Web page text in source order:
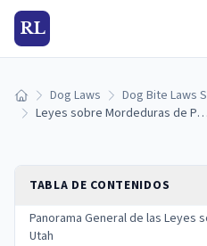
RL
Inicio Dog Laws
Dog Bite Laws
Leyes sobre Mordeduras de Perro en Utah: Responsabilidad y Derechos de las Víctimas
TABLA DE CONTENIDOS
Panorama General de las Leyes
Utah